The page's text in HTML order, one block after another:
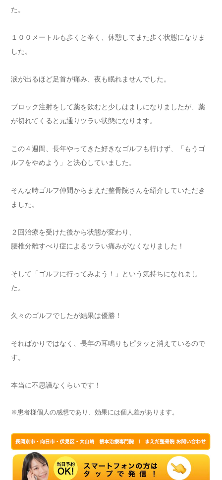
た。
１００メートルも歩くと辛く、休憩してまた歩く状態になりま
した。
涙が出るほど足首が痛み、夜も眠れませんでした。
ブロック注射をして薬を飲むと少しはましになりましたが、薬
が切れてくると元通りツラい状態になります。
この４週間、長年やってきた好きなゴルフも行けず、「もうゴ
ルフをやめよう」と決心していました。
そんな時ゴルフ仲間からまえだ整骨院さんを紹介していただき
ました。
２回治療を受けた後から状態が変わり、
腰椎分離すべり症によるツラい痛みがなくなりました！
そして「ゴルフに行ってみよう！」という気持ちになれまし
た。
久々のゴルフでしたが結果は優勝！
そればかりではなく、長年の耳鳴りもピタッと消えているので
す。
本当に不思議なくらいです！
※患者様個人の感想であり、効果には個人差があります。